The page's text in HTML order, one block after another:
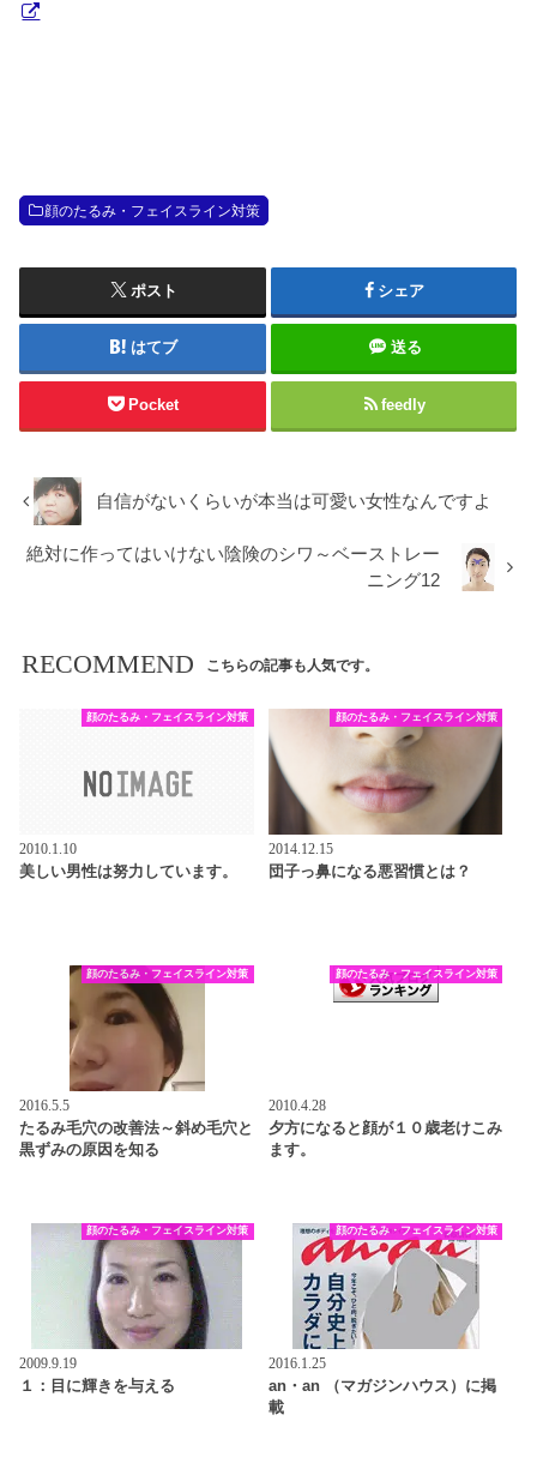
顔のたるみ・フェイスライン対策
ポスト シェア
はてブ 送る
Pocket feedly
自信がないくらいが本当は可愛い女性なんですよ
絶対に作ってはいけない陰険のシワ～ベーストレー
ニング12
RECOMMEND こちらの記事も人気です。
顔のたるみ・フェイスライン対策
2010.1.10
美しい男性は努力しています。
顔のたるみ・フェイスライン対策
2014.12.15
団子っ鼻になる悪習慣とは？
顔のたるみ・フェイスライン対策
2016.5.5
たるみ毛穴の改善法～斜め毛穴と
黒ずみの原因を知る
顔のたるみ・フェイスライン対策
2010.4.28
夕方になると顔が１０歳老けこみ
ます。
顔のたるみ・フェイスライン対策
2009.9.19
１：目に輝きを与える
顔のたるみ・フェイスライン対策
2016.1.25
an・an （マガジンハウス）に掲
載